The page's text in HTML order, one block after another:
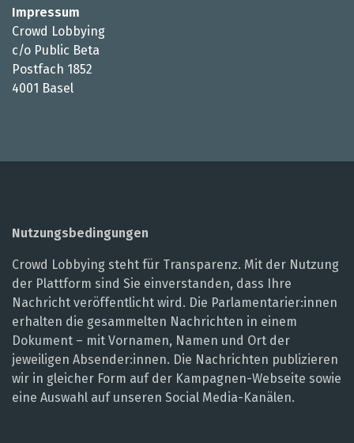
Impressum
Crowd Lobbying
c/o Public Beta
Postfach 1852
4001 Basel
Nutzungsbedingungen
Crowd Lobbying steht für Transparenz. Mit der Nutzung
der Plattform sind Sie einverstanden, dass Ihre
Nachricht veröffentlicht wird. Die Parlamentarier:innen
erhalten die gesammelten Nachrichten in einem
Dokument – mit Vornamen, Namen und Ort der
jeweiligen Absender:innen. Die Nachrichten publizieren
wir in gleicher Form auf der Kampagnen-Webseite sowie
eine Auswahl auf unseren Social Media-Kanälen.